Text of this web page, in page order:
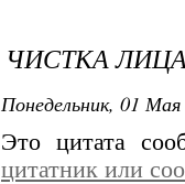
ЧИСТКА
Понедельник, 01
Это цитата
цитатник или